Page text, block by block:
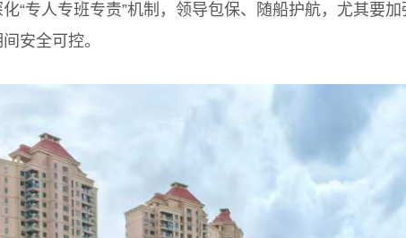
“专人专班专责”机制，领导包保、随船护航，尤其要
安全可控。